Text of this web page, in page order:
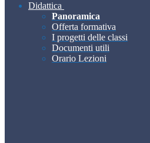
Didattica
Panoramica
Offerta formativa
I progetti delle classi
Documenti utili
Orario Lezioni